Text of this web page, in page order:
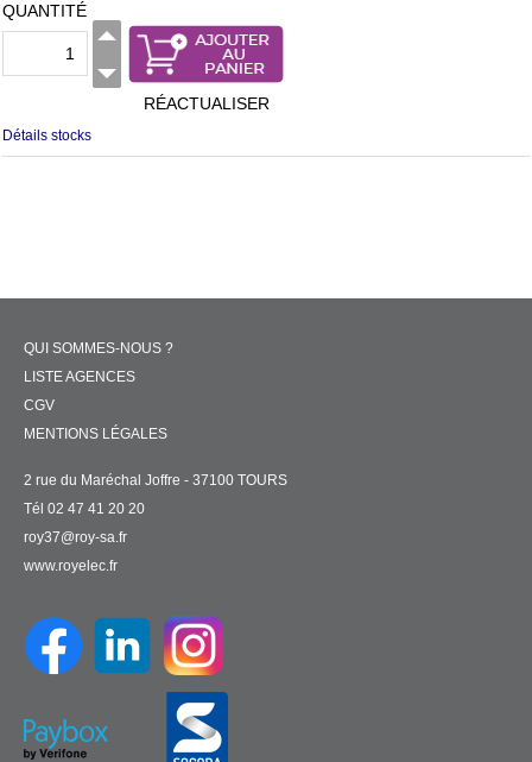
QUANTITÉ
RÉACTUALISER
Détails stocks
QUI SOMMES-NOUS ?
LISTE AGENCES
CGV
MENTIONS LÉGALES
2 rue du Maréchal Joffre - 37100 TOURS
Tél 02 47 41 20 20
roy37@roy-sa.fr
www.royelec.fr